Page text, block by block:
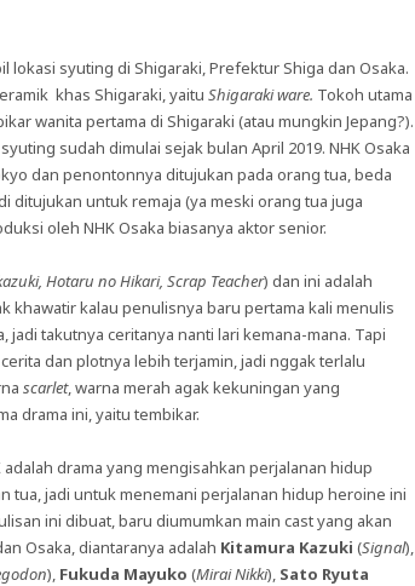
lokasi syuting di Shigaraki, Prefektur Shiga dan Osaka.
khas Shigaraki, yaitu Shigaraki ware. Tokoh utama
wanita pertama di Shigaraki (atau mungkin Jepang?).
sudah dimulai sejak bulan April 2019. NHK Osaka
dan penontonnya ditujukan pada orang tua, beda
ditujukan untuk remaja (ya meski orang tua juga
oleh NHK Osaka biasanya aktor senior.
Hotaru no Hikari, Scrap Teacher) dan ini adalah
khawatir kalau penulisnya baru pertama kali menulis
takutnya ceritanya nanti lari kemana-mana. Tapi
dan plotnya lebih terjamin, jadi nggak terlalu
scarlet, warna merah agak kekuningan yang
drama ini, yaitu tembikar.
drama yang mengisahkan perjalanan hidup
tua, jadi untuk menemani perjalanan hidup heroine ini
ini dibuat, baru diumumkan main cast yang akan
Osaka, diantaranya adalah Kitamura Kazuki (Signal),
), Fukuda Mayuko (Mirai Nikki), Sato Ryuta